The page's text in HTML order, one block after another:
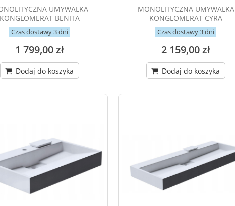
UMYWALKA
KONGLOMERAT BENITA
Czas dostawy 3 dni
1 799,00 zł
Dodaj do koszyka
MONOLITYCZNA UMYWALKA
KONGLOMERAT CYRA
Czas dostawy 3 dni
2 159,00 zł
Dodaj do koszyka